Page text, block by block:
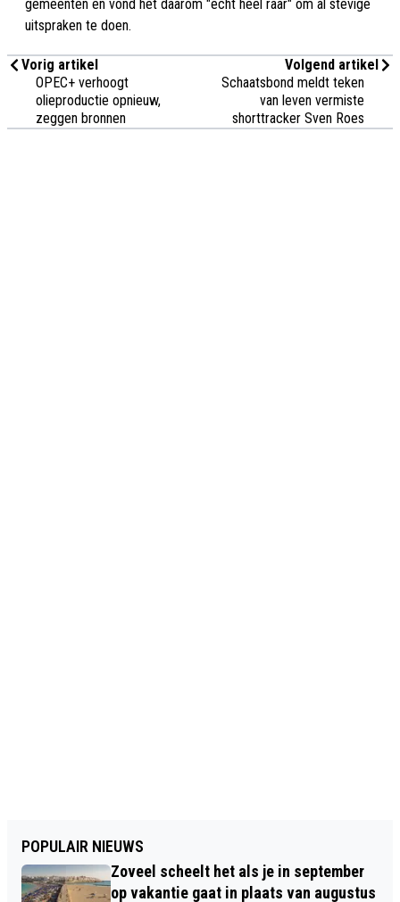
gemeenten en vond het daarom "echt heel raar" om al stevige
uitspraken te doen.
Vorig artikel
OPEC+ verhoogt
olieproductie opnieuw,
zeggen bronnen
Volgend artikel
Schaatsbond meldt teken
van leven vermiste
shorttracker Sven Roes
POPULAIR NIEUWS
Zoveel scheelt het als je in september
op vakantie gaat in plaats van augustus